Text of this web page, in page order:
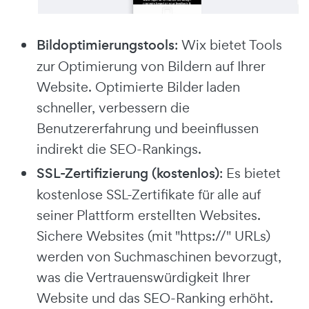
Bildoptimierungstools: Wix bietet Tools
zur Optimierung von Bildern auf Ihrer
Website. Optimierte Bilder laden
schneller, verbessern die
Benutzererfahrung und beeinflussen
indirekt die SEO-Rankings.
SSL-Zertifizierung (kostenlos): Es bietet
kostenlose SSL-Zertifikate für alle auf
seiner Plattform erstellten Websites.
Sichere Websites (mit "https://" URLs)
werden von Suchmaschinen bevorzugt,
was die Vertrauenswürdigkeit Ihrer
Website und das SEO-Ranking erhöht.